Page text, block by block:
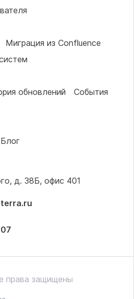
Миграция из Confluence
обновлений
События
Блог
д. 38Б, офис 401
права защищены